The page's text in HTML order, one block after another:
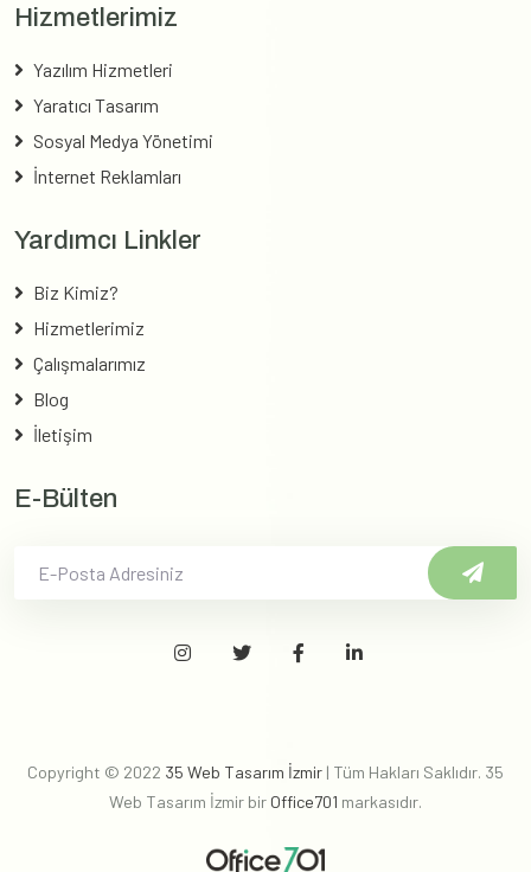
Hizmetlerimiz
Yazılım Hizmetleri
Yaratıcı Tasarım
Sosyal Medya Yönetimi
İnternet Reklamları
Yardımcı Linkler
Biz Kimiz?
Hizmetlerimiz
Çalışmalarımız
Blog
İletişim
E-Bülten
Copyright © 2022 35 Web Tasarım İzmir | Tüm Hakları Saklıdır. 35
Web Tasarım İzmir bir Office701 markasıdır.